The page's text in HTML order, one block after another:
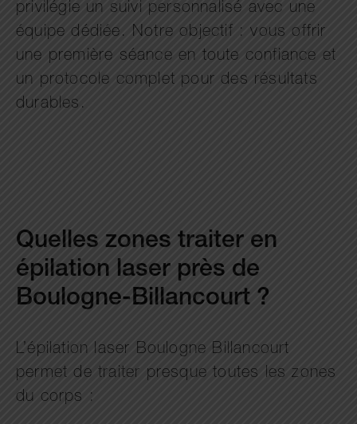
privilégie un suivi personnalisé avec une
équipe dédiée. Notre objectif : vous offrir
une première séance en toute confiance et
un protocole complet pour des résultats
durables.
Quelles zones traiter en
épilation laser près de
Boulogne-Billancourt ?
L’épilation laser Boulogne Billancourt
permet de traiter presque toutes les zones
du corps :